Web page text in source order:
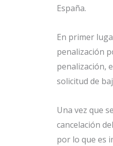
España.
En primer
penalización
penalización,
solicitud de
Una vez que
cancelación
por lo que es